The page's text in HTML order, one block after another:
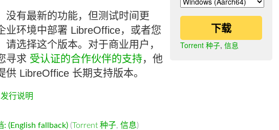
下载
Torrent 种子, 信息
没有最新的功能，但测试时间更
业环境中部署 LibreOffice，或者您
请选择这个版本。对于商业用户，
寻求 受认证的合作伙伴的支持，他
供 LibreOffice 长期支持版本。
行说明
: (English fallback) (Torrent 种子, 信息)